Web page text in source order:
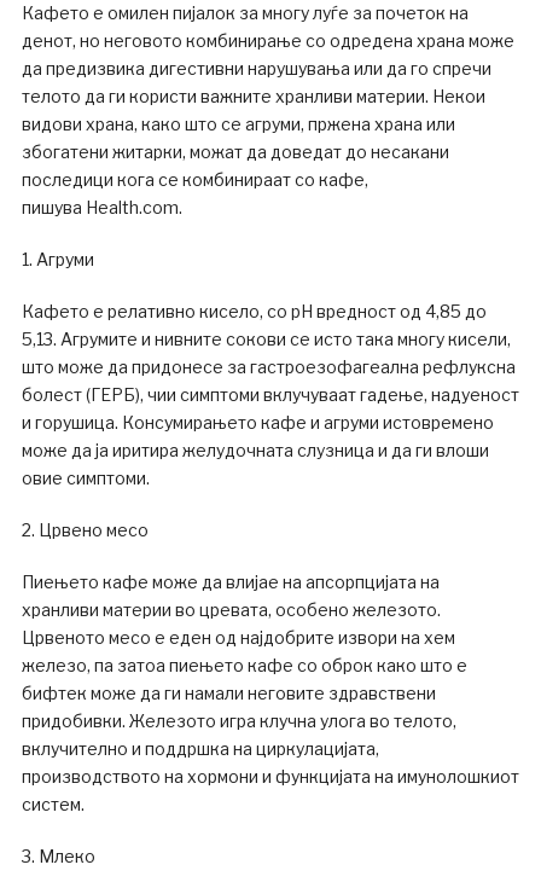
Кафето е омилен пијалок за многу луѓе за почеток на
денот, но неговото комбинирање со одредена храна може
да предизвика дигестивни нарушувања или да го спречи
телото да ги користи важните хранливи материи. Некои
видови храна, како што се агруми, пржена храна или
збогатени житарки, можат да доведат до несакани
последици кога се комбинираат со кафе,
пишува Health.com.
1. Агруми
Кафето е релативно кисело, со pH вредност од 4,85 до
5,13. Агрумите и нивните сокови се исто така многу кисели,
што може да придонесе за гастроезофагеална рефлуксна
болест (ГЕРБ), чии симптоми вклучуваат гадење, надуеност
и горушица. Консумирањето кафе и агруми истовремено
може да ја иритира желудочната слузница и да ги влоши
овие симптоми.
2. Црвено месо
Пиењето кафе може да влијае на апсорпцијата на
хранливи материи во цревата, особено железото.
Црвеното месо е еден од најдобрите извори на хем
железо, па затоа пиењето кафе со оброк како што е
бифтек може да ги намали неговите здравствени
придобивки. Железото игра клучна улога во телото,
вклучително и поддршка на циркулацијата,
производството на хормони и функцијата на имунолошкиот
систем.
3. Млеко